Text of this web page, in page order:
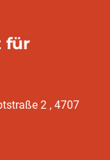
für
2 , 4707